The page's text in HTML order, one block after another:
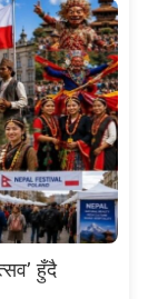
हुँदै